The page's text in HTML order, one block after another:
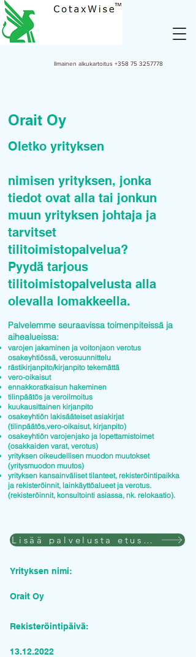
Ilmainen alkukartoitus +358 75 3257778
Orait Oy
Oletko yrityksen
nimisen yrityksen, jonka
tiedot ovat alla tai jonkun
muun yrityksen johtaja ja
tarvitset
tilitoimistopalvelua?
Pyydä tarjous
tilitoimistopalvelusta alla
olevalla lomakkeella.
Palvelemme seuraavissa toimenpiteissä ja
aihealueissa:
varojen jakaminen ja voitonjaon verotus
osakeyhtiössä, verosuunnittelu
rästikirjanpito/kirjanpito tekemättä
vero-oikaisut
ennakkoratkaisun hakeminen
tilinpäätös ja veroilmoitus
kuukausittainen kirjanpito
osakeyhtiön lakisääteiset asiakirjat
(tilinpäätös,vero-oikaisut, kirjanpito)
osakeyhtiön varojenjako ja lopettamistoimet
(osakkaiden varat, verotus)
yrityksen oikeudellisen muodon muutokset
(yritysmuodon muutos)
yrityksen kansainväliset tilanteet, rekisteröintipaikka
ja rekisteröinnit, lainkäyttöalueet ja verotus.
(rekisteröinnit, konsultointi asiassa, nk. relokaatio).
Lisää palvelusta etusivulla
Yrityksen nimi:
Orait Oy
Rekisteröintipäivä:
13.12.2022